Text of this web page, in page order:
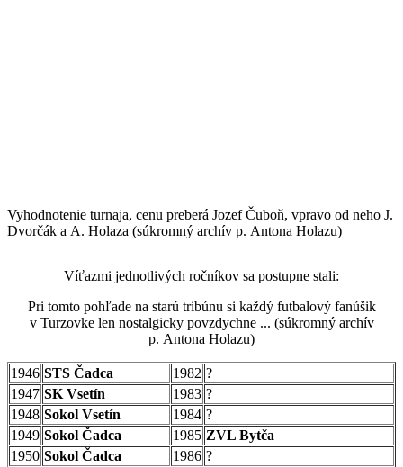
Vyhodnotenie turnaja, cenu preberá Jozef Čuboň, vpravo od neho J.
Dvorčák a A. Holaza (súkromný archív p. Antona Holazu)
Víťazmi jednotlivých ročníkov sa postupne stali:
Pri tomto pohľade na starú tribúnu si každý futbalový fanúšik
v Turzovke len nostalgicky povzdychne ... (súkromný archív
p. Antona Holazu)
1946 STS Čadca 1982 ?
1947 SK Vsetín 1983 ?
1948 Sokol Vsetín 1984 ?
1949 Sokol Čadca 1985 ZVL Bytča
1950 Sokol Čadca 1986 ?